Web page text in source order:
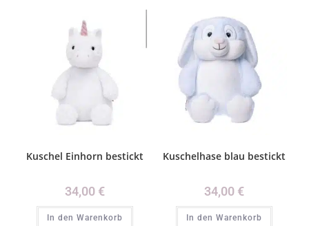
Kuschel Einhorn bestickt
34,00 €
In den Warenkorb
Kuschelhase blau bestickt
34,00 €
In den Warenkorb